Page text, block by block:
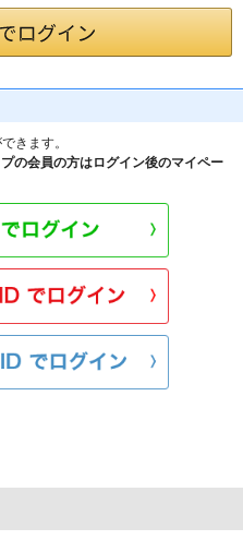
きます。
の会員の方はログイン後のマイペー